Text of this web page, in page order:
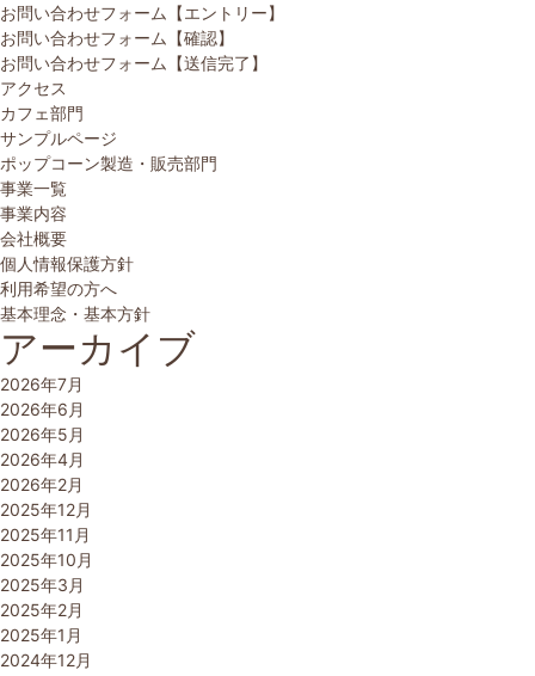
お問い合わせフォーム【エントリー】
お問い合わせフォーム【確認】
お問い合わせフォーム【送信完了】
アクセス
カフェ部門
サンプルページ
ポップコーン製造・販売部門
事業一覧
事業内容
会社概要
個人情報保護方針
利用希望の方へ
基本理念・基本方針
アーカイブ
2026年7月
2026年6月
2026年5月
2026年4月
2026年2月
2025年12月
2025年11月
2025年10月
2025年3月
2025年2月
2025年1月
2024年12月